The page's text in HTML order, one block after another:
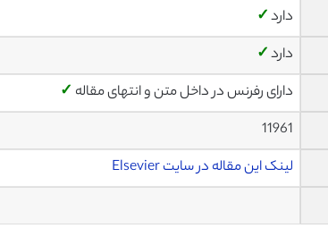
دارد✓
دارد✓
دارای رفرنس در داخل متن و انتهای مقاله ✓
11961
لینک این مقاله در سایت Elsevier